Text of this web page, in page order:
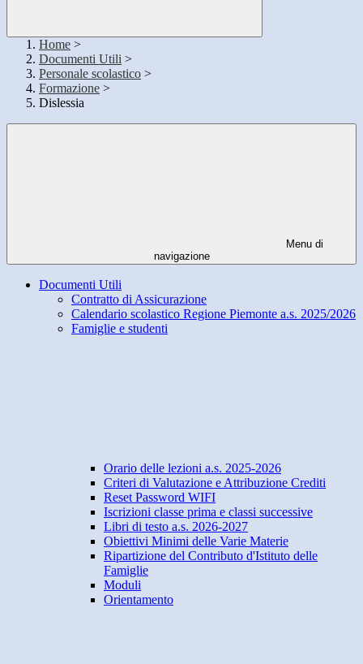
Home >
Documenti Utili >
Personale scolastico >
Formazione >
Dislessia
Menu di
navigazione
Documenti Utili
Contratto di Assicurazione
Calendario scolastico Regione Piemonte a.s. 2025/2026
Famiglie e studenti
Orario delle lezioni a.s. 2025-2026
Criteri di Valutazione e Attribuzione Crediti
Reset Password WIFI
Iscrizioni classe prima e classi successive
Libri di testo a.s. 2026-2027
Obiettivi Minimi delle Varie Materie
Ripartizione del Contributo d'Istituto delle
Famiglie
Moduli
Orientamento